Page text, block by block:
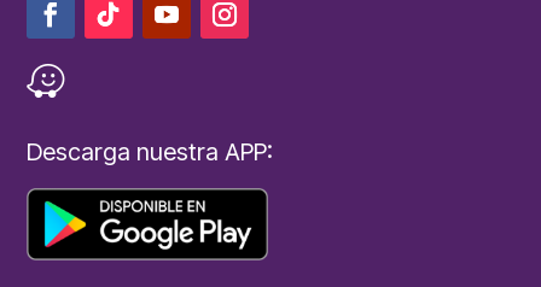
Descarga nuestra APP: